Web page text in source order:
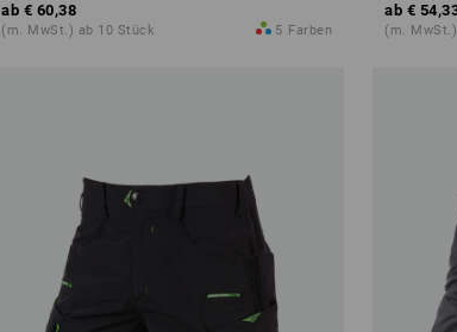
ab € 60,38
(m. MwSt.) ab 10 Stück 5 Farben
ab €
(m.